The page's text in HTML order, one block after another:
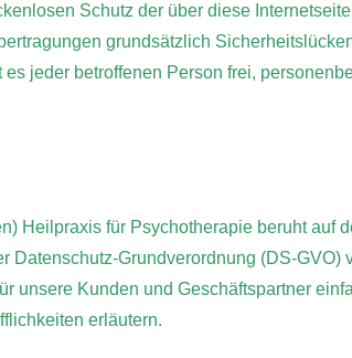
Schutz der über diese
grundsätzlich
jeder betroffenen Person frei,
Heilpraxis für Psychotherapie beruht auf
Grundverordnung (DS-GVO)
unsere Kunden und Geschäftspartner
erläutern.